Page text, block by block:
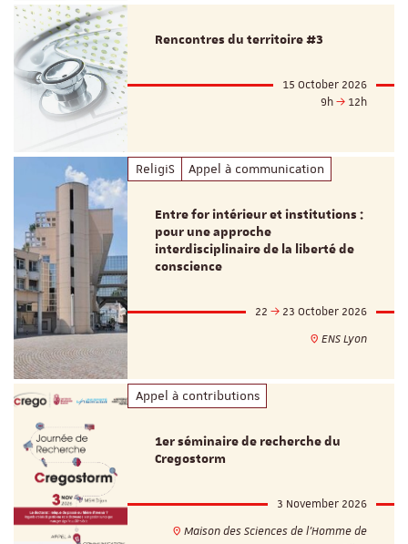
Rencontres du territoire #3
15 October 2026
9h
12h
ReligiS Appel à communication
Entre for intérieur et institutions :
pour une approche
interdisciplinaire de la liberté de
conscience
22
23 October 2026
ENS Lyon
Appel à contributions
1er séminaire de recherche du
Cregostorm
3 November 2026
Maison des Sciences de l'Homme de